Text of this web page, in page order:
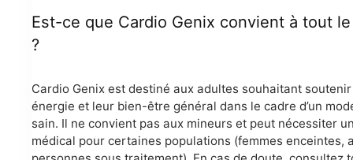
Est-ce que Cardio Genix convient à tout
?
Cardio Genix est destiné aux adultes souhaitant
énergie et leur bien-être général dans le cadre d’un
sain. Il ne convient pas aux mineurs et peut nécessiter
médical pour certaines populations (femmes enceintes,